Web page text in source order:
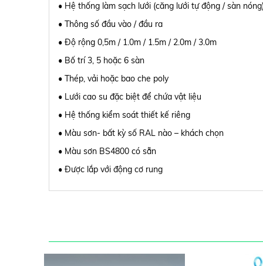
• Hệ thống làm sạch lưới (căng lưới tự động / sàn
• Thông số đầu vào / đầu ra
• Độ rộng 0,5m / 1.0m / 1.5m / 2.0m / 3.0m
• Bố trí 3, 5 hoặc 6 sàn
• Thép, vải hoặc bao che poly
• Lưới cao su đặc biệt để chứa vật liệu
• Hệ thống kiểm soát thiết kế riêng
• Màu sơn- bất kỳ số RAL nào – khách chọn
• Màu sơn BS4800 có sẵn
• Được lắp với động cơ rung